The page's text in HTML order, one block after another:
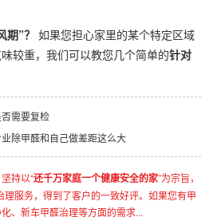
”？ 如果您担心家里的某个特定区域
较重，我们可以教您几个简单的针对
需要复检
除甲醛和自己做差距这么大
持以“还千万家庭一个健康安全的家”为宗旨，
服务，得到了客户的一致好评。如果您有甲
、新车甲醛治理等方面的需求...